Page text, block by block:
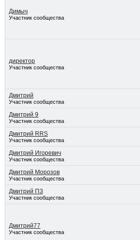
Димыч
Участник сообщества
директор
Участник сообщества
Дмитрий
Участник сообщества
Дмитрий 9
Участник сообщества
Дмитрий RRS
Участник сообщества
Дмитрий Игоревич
Участник сообщества
Дмитрий Морозов
Участник сообщества
Дмитрий ПЗ
Участник сообщества
Дмитрий77
Участник сообщества